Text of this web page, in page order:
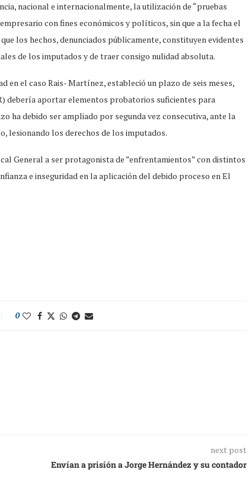
nacional e internacionalmente, la utilización de “pruebas
con fines económicos y políticos, sin que a la fecha el
los hechos, denunciados públicamente, constituyen evidentes
de los imputados y de traer consigo nulidad absoluta.
en el caso Rais- Martínez, estableció un plazo de seis meses,
debería aportar elementos probatorios suficientes para
ha debido ser ampliado por segunda vez consecutiva, ante la
lesionando los derechos de los imputados.
General a ser protagonista de ”enfrentamientos” con distintos
e inseguridad en la aplicación del debido proceso en El
0
next post
Envían a prisión a Jorge Hernández y su contador